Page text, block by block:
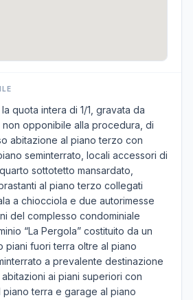
quota intera di 1/1, gravata da
opponibile alla procedura, di
abitazione al piano terzo con
seminterrato, locali accessori di
sottotetto mansardato,
al piano terzo collegati
a chiocciola e due autorimesse
del complesso condominiale
“La Pergola” costituito da un
piani fuori terra oltre al piano
a prevalente destinazione
ai piani superiori con
piano terra e garage al piano